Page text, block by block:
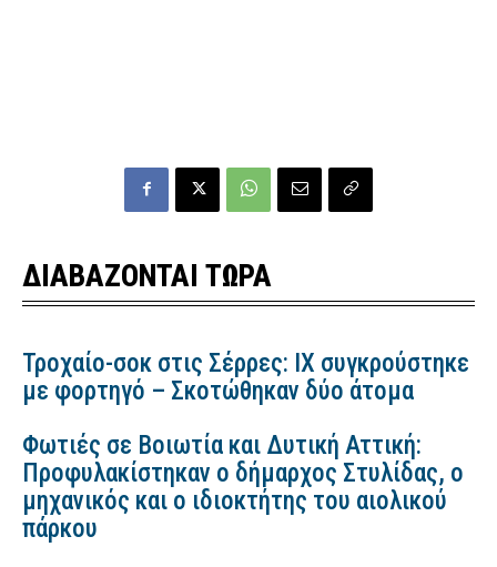
ΔΙΑΒΑΖΟΝΤΑΙ ΤΩΡΑ
Τροχαίο-σοκ στις Σέρρες: ΙΧ συγκρούστηκε
με φορτηγό – Σκοτώθηκαν δύο άτομα
Φωτιές σε Βοιωτία και Δυτική Αττική:
Προφυλακίστηκαν ο δήμαρχος Στυλίδας, ο
μηχανικός και ο ιδιοκτήτης του αιολικού
πάρκου